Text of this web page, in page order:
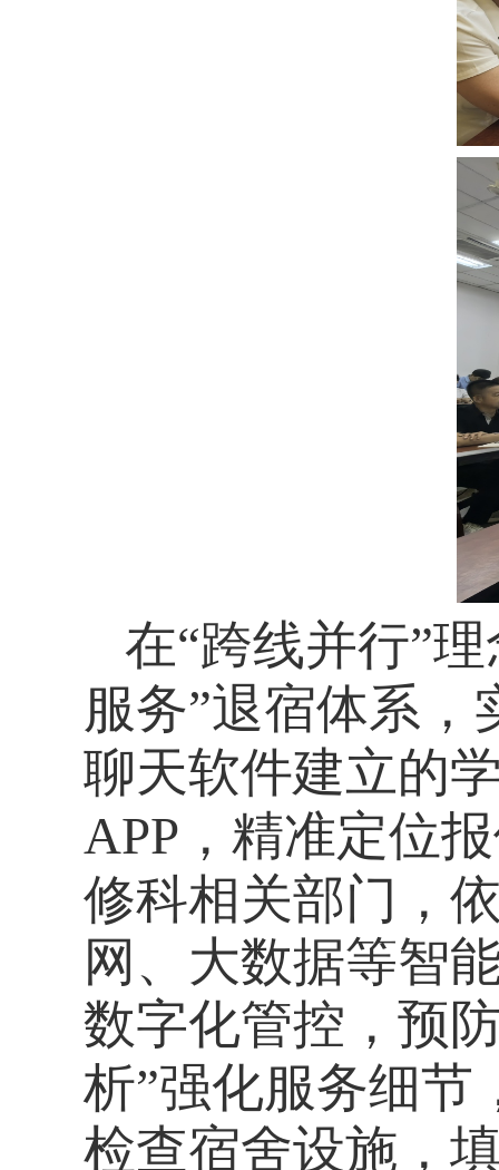
在“跨线并行”
服务”退宿体系
聊天软件建立的
APP ，精准定位
修科相关部门，
网、大数据等智
数字化管控，预
析”强化服务细节
检查宿舍设施，